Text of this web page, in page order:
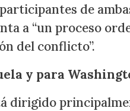
de
a “un proceso
del conflicto”.
y para
dirigido